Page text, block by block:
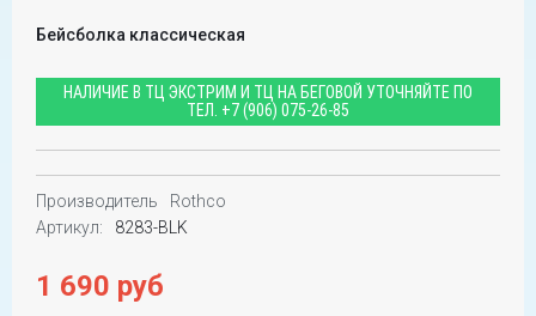
Бейсболка классическая
НАЛИЧИЕ В ТЦ ЭКСТРИМ И ТЦ НА БЕГОВОЙ УТОЧНЯЙТЕ ПО
ТЕЛ. +7 (906) 075-26-85
Производитель
Rothco
Артикул:
8283-BLK
1 690 руб